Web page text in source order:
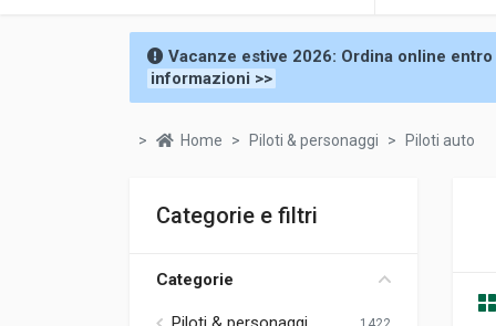
Vacanze estive 2026: Ordina online
informazioni >>
Home Piloti & personaggi Piloti auto
Categorie e filtri
Categorie